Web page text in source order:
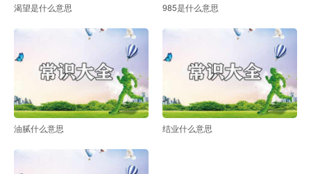
渴望是什么意思 985是什么意思
油腻什么意思 结业什么意思